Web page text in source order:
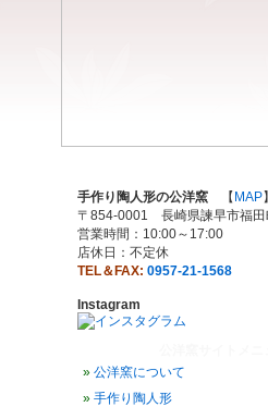
手作り陶人形の公洋窯 【 MAP】
〒854-0001 長崎県諫早市福田
営業時間：10:00～17:00
店休日：不定休
TEL＆FAX: 0957-21-1568
Instagram
公洋窯について
手作り陶人形